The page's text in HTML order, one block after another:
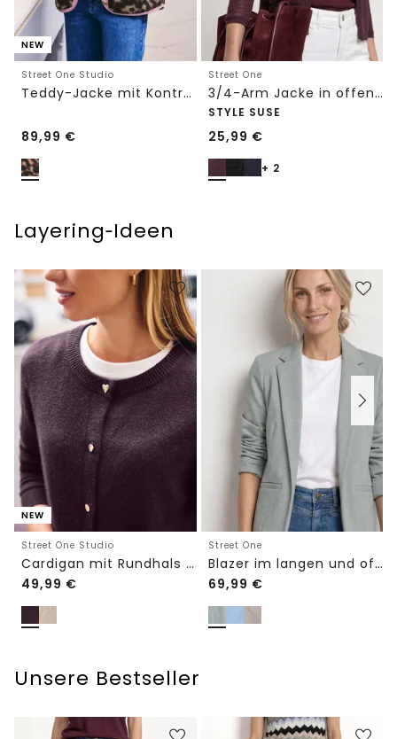
NEW
Street One Studio
Teddy-Jacke mit Kontrastdetail
89,99 €
Street One
3/4-Arm Jacke in offener Passform
STYLE SUSE
25,99 €
+ 2
Layering‑Ideen
NEW
Street One Studio
Cardigan mit Rundhals und Knöpfen
49,99 €
Street One
Blazer im langen und offenen Schnitt
69,99 €
Unsere Bestseller